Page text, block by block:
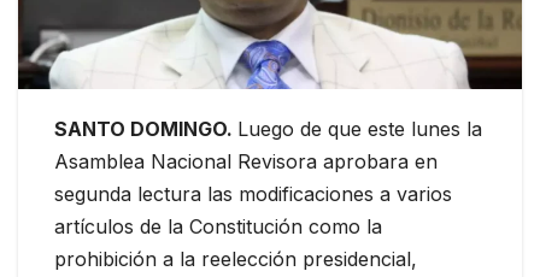
SANTO DOMINGO. Luego de que este lunes la
Asamblea Nacional Revisora aprobara en
segunda lectura las modificaciones a varios
artículos de la Constitución como la
prohibición a la reelección presidencial,